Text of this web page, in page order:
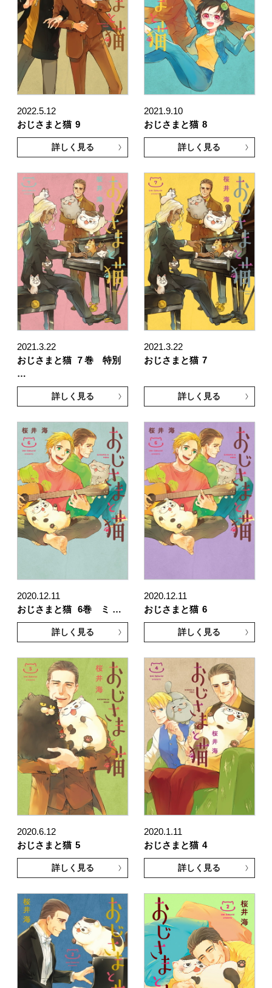
2022.5.12
おじさまと猫 9
詳しく見る
2021.9.10
おじさまと猫 8
詳しく見る
2021.3.22
おじさまと猫
７巻 特別
…
詳しく見る
2021.3.22
おじさまと猫 7
詳しく見る
2020.12.11
おじさまと猫
6巻 ミ …
詳しく見る
2020.12.11
おじさまと猫 6
詳しく見る
2020.6.12
おじさまと猫 5
詳しく見る
2020.1.11
おじさまと猫 4
詳しく見る